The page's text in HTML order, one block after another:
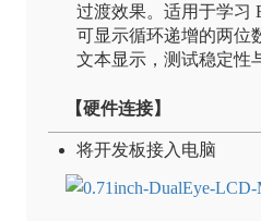
过渡效果。适用于学习
可显示循环递增的两位
文本显示，测试稳定性
【硬件连接】
将开发板接入电脑